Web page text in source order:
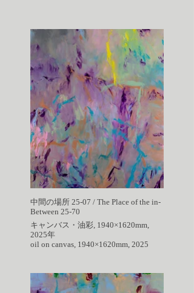
中間の場所 25-07 / The Place of the in-
Between 25-70
キャンバス・油彩, 1940×1620mm,
2025年
oil on canvas, 1940×1620mm, 2025